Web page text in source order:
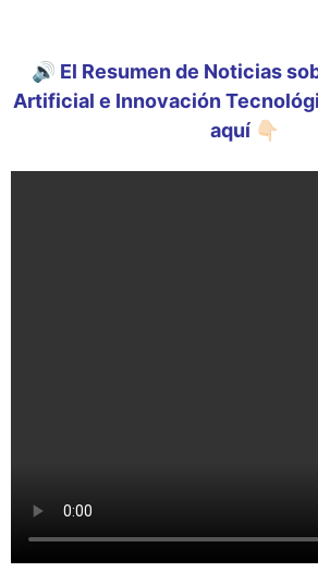
🔊 El Resumen de Noticias
Artificial e Innovación
aquí 👇🏻